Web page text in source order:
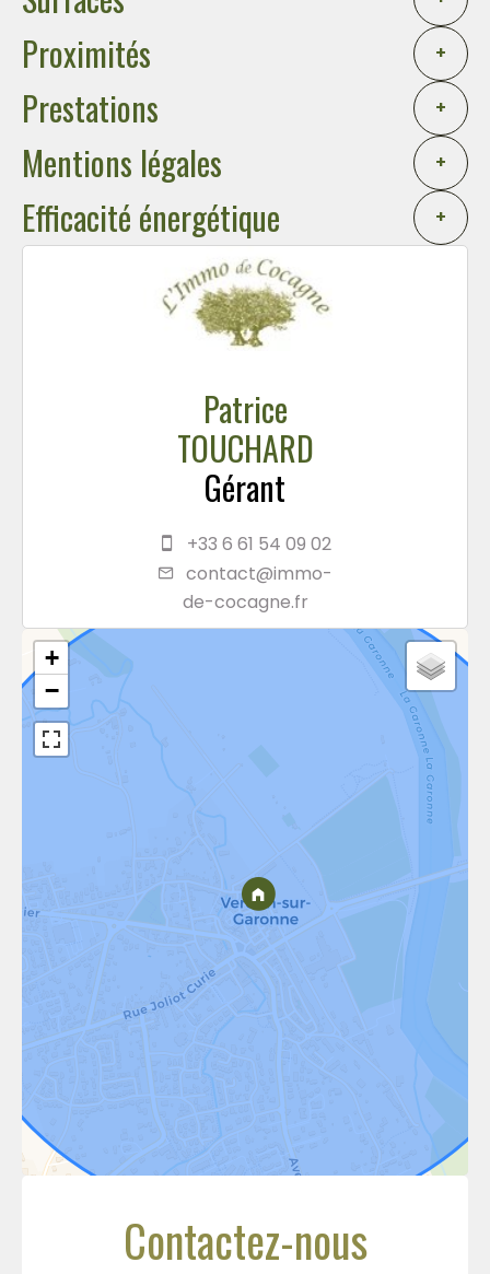
Proximités +
Prestations +
Mentions légales +
Efficacité énergétique +
Patrice
TOUCHARD
Gérant
+33 6 61 54 09 02
contact@immo-
de-cocagne.fr
+
−
Contactez-nous